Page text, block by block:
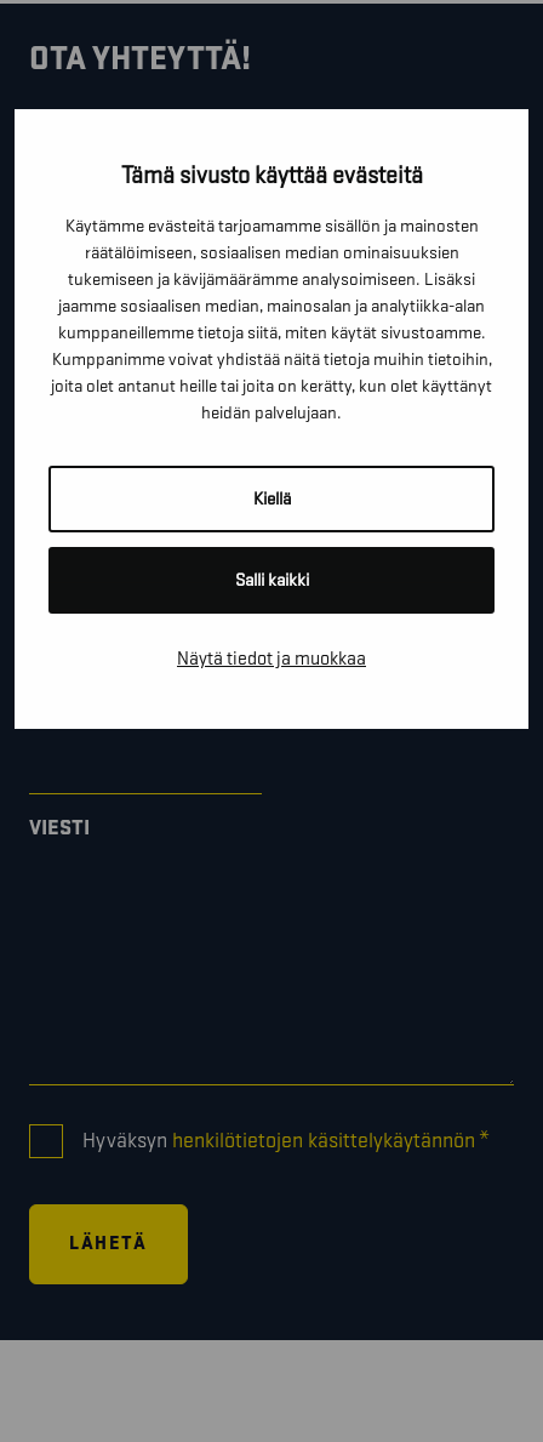
Tämä sivusto käyttää evästeitä
Käytämme evästeitä tarjoamamme sisällön ja mainosten
räätälöimiseen, sosiaalisen median ominaisuuksien
tukemiseen ja kävijämäärämme analysoimiseen. Lisäksi
jaamme sosiaalisen median, mainosalan ja analytiikka-alan
kumppaneillemme tietoja siitä, miten käytät sivustoamme.
Kumppanimme voivat yhdistää näitä tietoja muihin tietoihin,
joita olet antanut heille tai joita on kerätty, kun olet käyttänyt
heidän palvelujaan.
Kiellä
Salli kaikki
Näytä tiedot ja muokkaa
OTA YHTEYTTÄ!
" näyttää pakolliset kentät
ETUNIMI SUKUNIMI *
*
YRITYS
VIESTI
Hyväksyn henkilötietojen käsittelykäytännön *